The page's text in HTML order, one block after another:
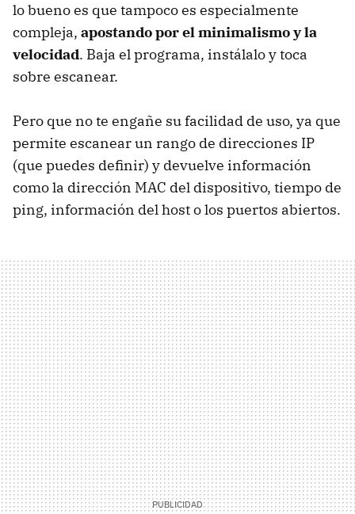
lo bueno es que tampoco es especialmente
compleja, apostando por el minimalismo y la
velocidad. Baja el programa, instálalo y toca
sobre escanear.
Pero que no te engañe su facilidad de uso, ya que
permite escanear un rango de direcciones IP
(que puedes definir) y devuelve información
como la dirección MAC del dispositivo, tiempo de
ping, información del host o los puertos abiertos.